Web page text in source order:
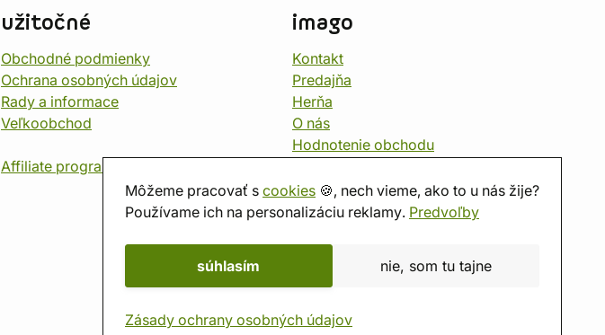
Môžeme pracovať s cookies 🍪, nech vieme, ako to u nás žije?
Používame ich na personalizáciu reklamy. Predvoľby
súhlasím nie, som tu tajne
Zásady ochrany osobných údajov
užitočné
Obchodné podmienky
Ochrana osobných údajov
Rady a informace
Veľkoobchod
Affiliate program
imago
Kontakt
Predajňa
Herňa
O nás
Hodnotenie obchodu
Kalendár
imago.blog